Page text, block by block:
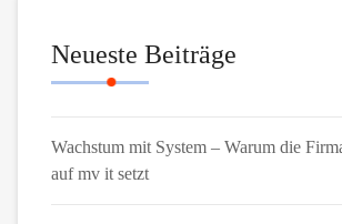
Neueste Beiträge
Wachstum mit System – Warum die
auf mv it setzt